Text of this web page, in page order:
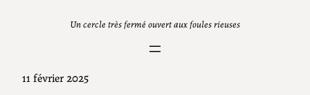
Un cercle très fermé ouvert aux foules rieuses
11 février 2025